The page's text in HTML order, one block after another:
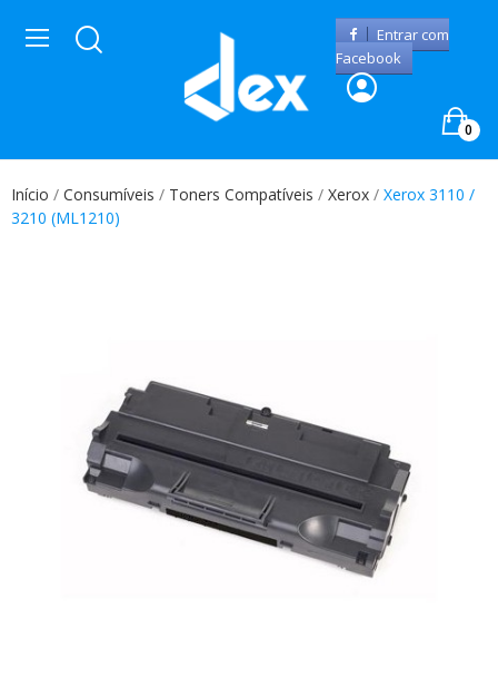
Entrar com
Facebook
0
Início Consumíveis Toners Compatíveis Xerox
Xerox 3110 /
3210 (ML1210)